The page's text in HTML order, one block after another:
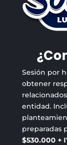
Sesión por
obtener
entidad.
preparadas
$530.000 +